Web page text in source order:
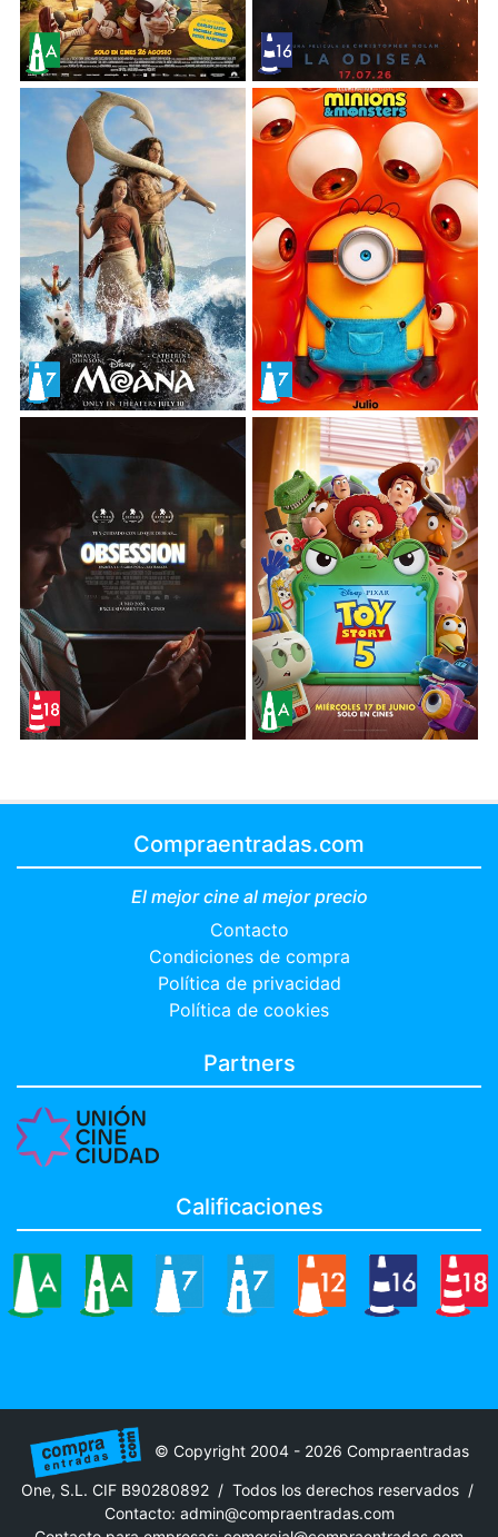
Compraentradas.com
El mejor cine al mejor precio
Contacto
Condiciones de compra
Política de privacidad
Política de cookies
Partners
Calificaciones
© Copyright 2004 - 2026 Compraentradas
One, S.L. CIF B90280892 / Todos los derechos reservados /
Contacto: admin@compraentradas.com